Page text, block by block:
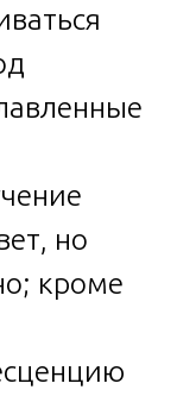
но
кроме